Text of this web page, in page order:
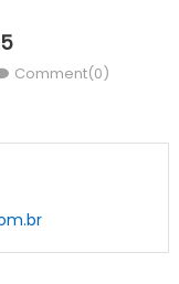
Comment(0)